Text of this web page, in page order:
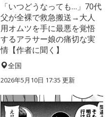
「いつどうなっても…」70代
父が全裸で救急搬送→大人
用オムツを手に最悪を覚悟
するアラサー娘の痛切な実
情【作者に聞く】
全国
2026年5月10日 17:35 更新